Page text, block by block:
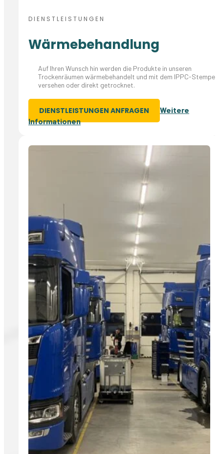
DIENSTLEISTUNGEN
Wärmebehandlung
Auf Ihren Wunsch hin werden die Produkte in unseren
Trockenräumen wärmebehandelt und mit dem IPPC-Stempel
versehen oder direkt getrocknet.
DIENSTLEISTUNGEN ANFRAGEN
Weitere
Informationen